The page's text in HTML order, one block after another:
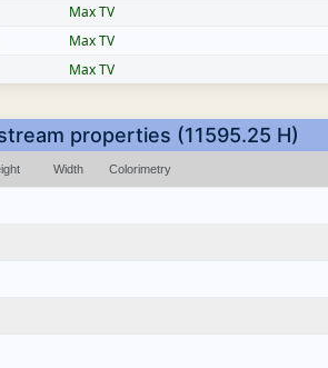
Max TV
Max TV
Max TV
properties (11595.25 H)
Colorimetry
Width